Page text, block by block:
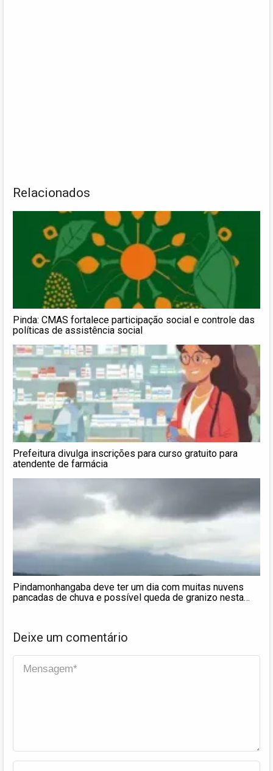
Relacionados
Pinda: CMAS fortalece participação social e controle das
políticas de assistência social
Prefeitura divulga inscrições para curso gratuito para
atendente de farmácia
Pindamonhangaba deve ter um dia com muitas nuvens
pancadas de chuva e possível queda de granizo nesta
Deixe um comentário